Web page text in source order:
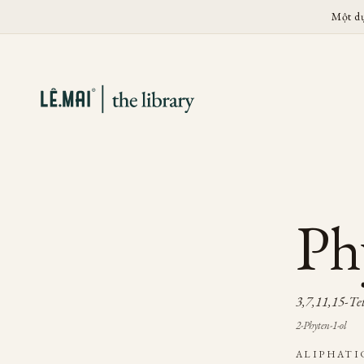
Một
3,7,11,15-
2-Phyten-1-ol